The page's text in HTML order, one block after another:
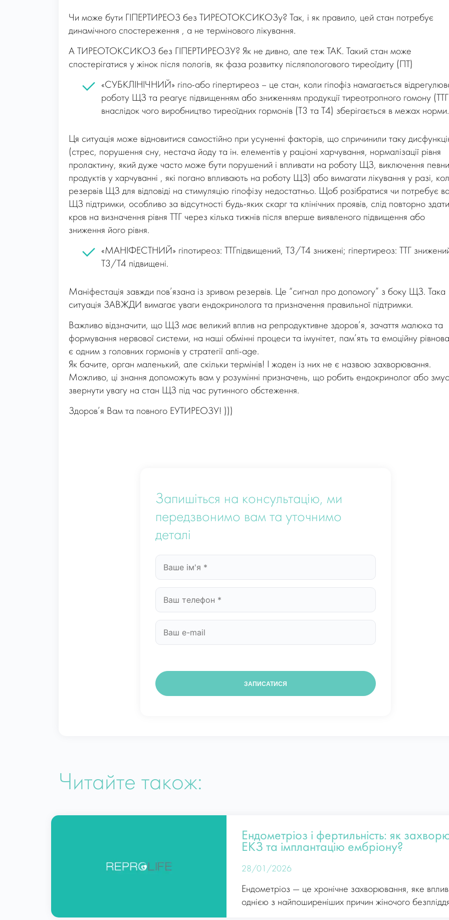
Чи може бути ГІПЕРТИРЕОЗ без ТИРЕОТОКСИКОЗу? Так, і як правило, цей стан потребує
динамічного спостереження , а не термінового лікування.
А ТИРЕОТОКСИКОЗ без ГІПЕРТИРЕОЗУ? Як не дивно, але теж ТАК. Такий стан може
спостерігатися у жінок після пологів, як фаза розвитку післяпологового тиреоїдиту (ПТ)
«СУБКЛІНІЧНИЙ» гіпо-або гіпертиреоз – це стан, коли гіпофіз намагається
роботу ЩЗ та реагує підвищенням або зниженням продукції тиреотропного гомону
внаслідок чого виробництво тиреоїдних гормонів (Т3 та Т4) зберігається в межах норми.
Ця ситуація може відновитися самостійно при усуненні факторів, що спричинили таку
(стрес, порушення сну, нестача йоду та ін. елементів у раціоні харчування, нормалізації рівня
пролактину, який дуже часто може бути порушений і впливати на роботу ЩЗ, виключення
продуктів у харчуванні , які погано впливають на роботу ЩЗ) або вимагати лікування у разі,
резервів ЩЗ для відповіді на стимуляцію гіпофізу недостатньо. Щоб розібратися чи потребує
ЩЗ підтримки, особливо за відсутності будь-яких скарг та клінічних проявів, слід повторно здати
кров на визначення рівня ТТГ через кілька тижнів після вперше виявленого підвищення або
зниження його рівня.
«МАНІФЕСТНИЙ» гіпотиреоз: ТТГпідвищений, Т3/Т4 знижені; гіпертиреоз: ТТГ
Т3/Т4 підвищені.
Маніфестація завжди пов’язана із зривом резервів. Це “сигнал про допомогу” з боку ЩЗ. Така
ситуація ЗАВЖДИ вимагає уваги ендокринолога та призначення правильної підтримки.
Важливо відзначити, що ЩЗ має великий вплив на репродуктивне здоров’я, зачаття малюка та
формування нервової системи, на наші обмінні процеси та імунітет, пам’ять та емоційну
є одним з головних гормонів у стратегії anti-age.
Як бачите, орган маленький, але скільки термінів! І жоден із них не є назвою захворювання.
Можливо, ці знання допоможуть вам у розумінні призначень, що робить ендокринолог або
звернути увагу на стан ЩЗ під час рутинного обстеження.
Здоров’я Вам та повного ЕУТИРЕОЗУ! )))
Запишіться на консультацію, ми
передзвонимо вам та уточнимо
деталі
Читайте також:
Ендометріоз і фертильність: як
ЕКЗ та імплантацію ембріону?
28/01/2026
Ендометріоз — це хронічне захворювання, яке
однією з найпоширеніших причин жіночого